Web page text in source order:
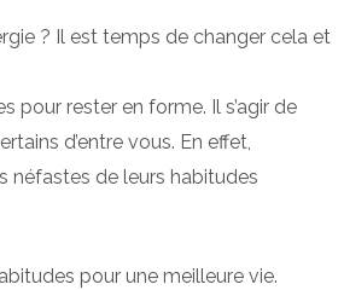
? Il est temps de changer cela et
pour rester en forme. Il s’agir de
d’entre vous. En effet,
néfastes de leurs habitudes
pour une meilleure vie.